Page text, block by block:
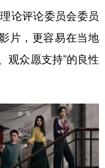
论评论委员会委员
片，更容易在当地
观众愿支持”的良性